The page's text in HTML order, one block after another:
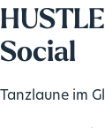
Social
Tanzlaune im